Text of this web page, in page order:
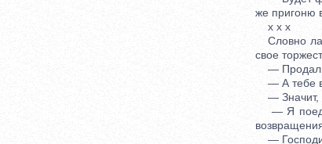
же пригоню
x x x
Словно
свое
—
— А тебе
— Значит,
— Я поеду
—